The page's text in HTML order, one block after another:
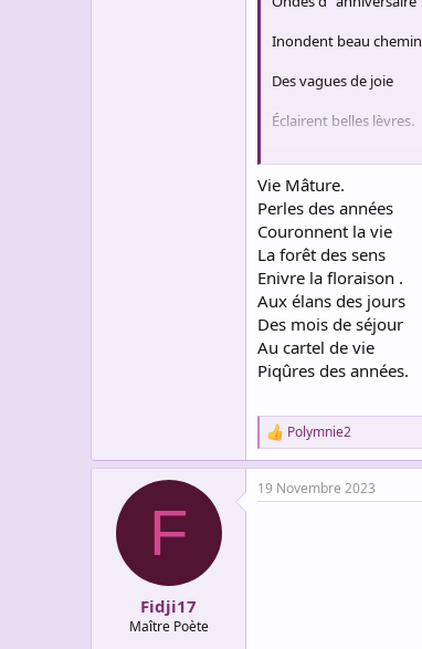
Inondent beau chemin
Des vagues de joie
Éclairent belles lèvres.
Grand feu d ‘ horizon
Cerne grands désirs
Le sourire des étoiles
Scintille d ‘ un avenir.
Vie Mâture.
Perles des années
Couronnent la vie
La forêt des sens
Enivre la floraison .
Aux élans des jours
Des mois de séjour
Au cartel de vie
Piqûres des années.
R
e
a
c
Polymnie2
F
Fidji17
Maître Poète
19 Novembre 2023